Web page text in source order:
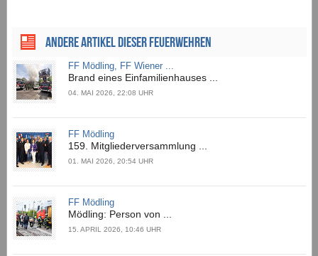
ANDERE ARTIKEL DIESER FEUERWEHREN
FF Mödling, FF Wiener ...
Brand eines Einfamilienhauses ...
04. MAI 2026, 22:08 UHR
FF Mödling
159. Mitgliederversammlung ...
01. MAI 2026, 20:54 UHR
FF Mödling
Mödling: Person von ...
15. APRIL 2026, 10:46 UHR